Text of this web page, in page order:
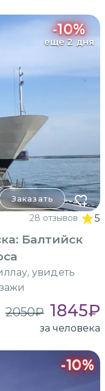
-10%
еще 2 дня
Заказать
28 отзывов 5
Балтийск
увидеть
2050₽ 1845₽
за человека
-10%